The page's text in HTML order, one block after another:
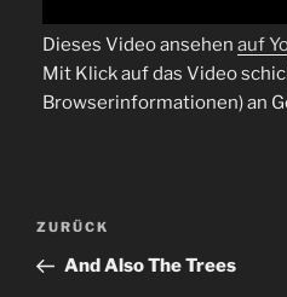
Dieses Video ansehen auf
Mit Klick auf das Video
Browserinformationen) an
Beitragsnavigation
Vorheriger
Beitrag
ZURÜCK
And Also The Trees